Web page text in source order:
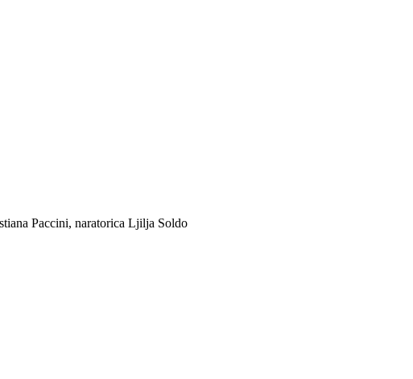
Paccini, naratorica Ljilja Soldo